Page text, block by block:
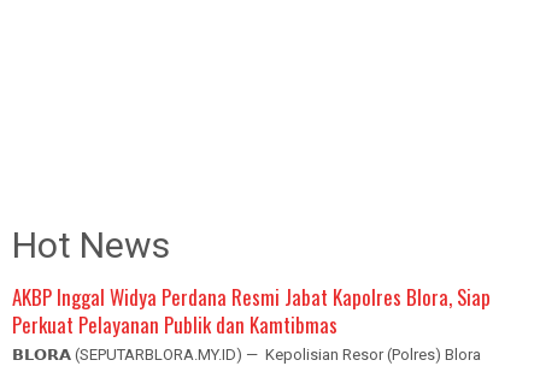
Hot News
AKBP Inggal Widya Perdana Resmi Jabat Kapolres Blora, Siap
Perkuat Pelayanan Publik dan Kamtibmas
𝗕𝗟𝗢𝗥𝗔 (SEPUTARBLORA.MY.ID) — Kepolisian Resor (Polres) Blora